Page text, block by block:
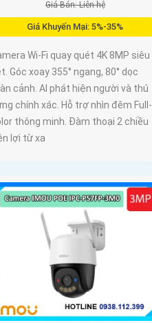
Giá Bán: Liên hệ
Giá Khuyến Mại: 5%-35%
Wi-Fi quay quét 4K 8MP siêu
Góc xoay 355° ngang, 80° dọc
cảnh. AI phát hiện người và thú
chính xác. Hỗ trợ nhìn đêm Full-
thông minh. Đàm thoại 2 chiều
lợi từ xa